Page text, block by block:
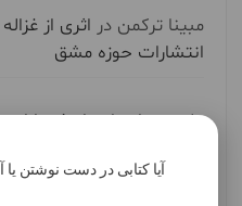
مبینا ترکمن در اثری از
انتشارات حوزه مشق
علیدرداستانی از شیما
آیا کتابی در دست نوشتن یا